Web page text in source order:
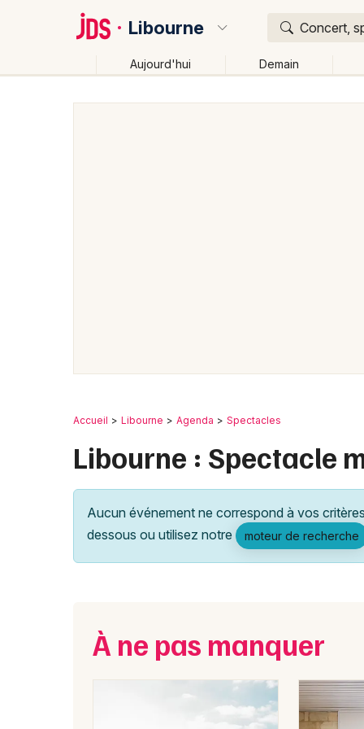
Libourne Concert,
Aujourd'hui Demain
Accueil Libourne Agenda Spectacles
Libourne : Spectacle
Aucun événement ne correspond à vos
dessous ou utilisez notre
moteur de recherche
À ne pas manquer